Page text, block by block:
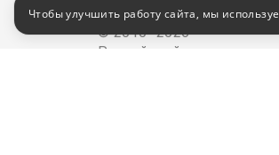
Путевки в санатории
© 2010–2026
Российский сервис
Чтобы улучшить работу сайта, мы